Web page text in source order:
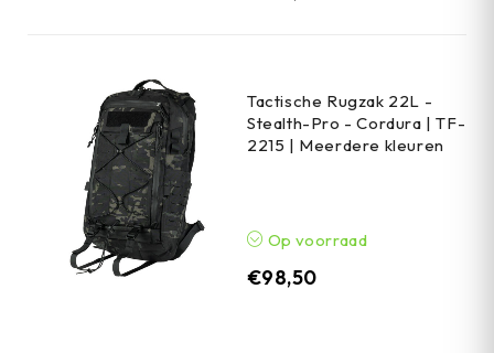
Tactische Rugzak 22L -
Stealth-Pro - Cordura | TF-
2215 | Meerdere kleuren
Op voorraad
€98,50